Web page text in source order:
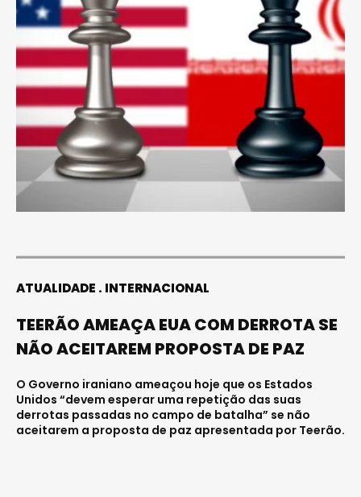
ATUALIDADE INTERNACIONAL
TEERÃO AMEAÇA EUA COM DERROTA SE
NÃO ACEITAREM PROPOSTA DE PAZ
O Governo iraniano ameaçou hoje que os Estados
Unidos “devem esperar uma repetição das suas
derrotas passadas no campo de batalha” se não
aceitarem a proposta de paz apresentada por Teerão.